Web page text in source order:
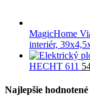
MagicHome
interiér,
HECHT 611
Najlepšie hodnotené